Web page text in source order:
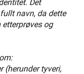
Det
navn, da dette
og
(herunder tyveri,